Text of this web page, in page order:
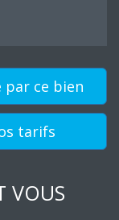
par ce bien
tarifs
VOUS